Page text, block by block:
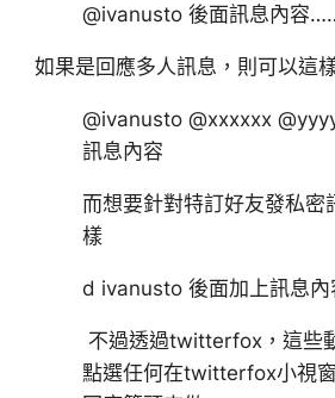
@ivanusto 後面訊息內容
如果是回應多人訊息，則可以這
@ivanusto @xxxxxx
訊息內容
而想要針對特訂好友發私密
樣
d ivanusto 後面加上訊息內
不過透過twitterfox，這些
點選任何在twitterfox小視